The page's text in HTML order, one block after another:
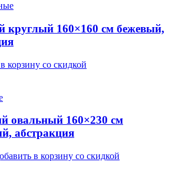
круглый 160×160 см бежевый,
корзину со скидкой
овальный 160×230 см
абстракция
в корзину со скидкой